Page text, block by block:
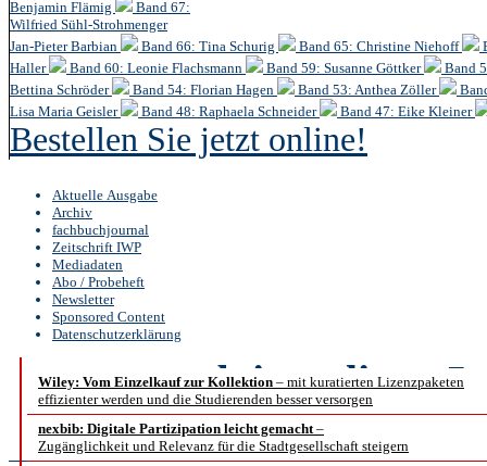
Benjamin Flämig
Band 67:
Wilfried Sühl-Strohmenger
Jan-Pieter Barbian
Band 66: Tina Schurig Band 65: Christine Niehoff
Haller
Band 60: Leonie Flachsmann Band 59: Susanne Göttker
Band
Bettina Schröder
Band 54: Florian Hagen Band 53: Anthea Zöller
Lisa Maria Geisler
Band 48: Raphaela Schneider Band 47: Eike Kleiner
Bestellen Sie jetzt online!
Aktuelle Ausgabe
Archiv
fachbuchjournal
Zeitschrift IWP
Mediadaten
Abo / Probeheft
Newsletter
Sponsored Content
Datenschutzerklärung
Wiley: Vom Einzelkauf zur Kollektion – mit kuratierten Lizenzpaketen
effizienter werden und die Studierenden besser versorgen
nexbib: Digitale Partizipation leicht gemacht–
Zugänglichkeit und Relevanz für die Stadtgesellschaft steigern
b.i.t.online5 /